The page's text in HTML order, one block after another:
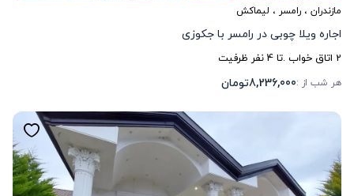
مازندران ، رامسر ، لیماکش
اجاره ویلا چوبی در رامسر با جکوزی
2 اتاق خواب .تا4نفر ظرفیت
هر شب از :8,236,000تومان